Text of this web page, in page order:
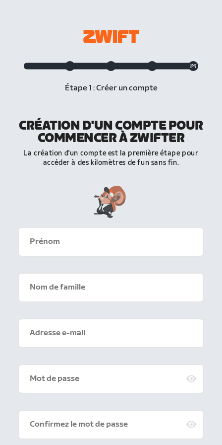
Étape 1 : Créer un compte
CRÉATION D'UN COMPTE POUR
COMMENCER À ZWIFTER
La création d'un compte est la première étape pour
accéder à des kilomètres de fun sans fin.
Prénom
Nom de famille
Adresse e-mail
Mot de passe
Confirmez le mot de passe